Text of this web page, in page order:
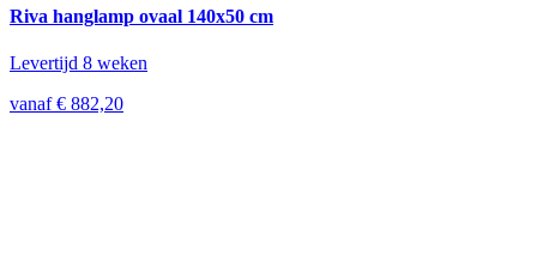
Riva hanglamp ovaal 140x50 cm
Levertijd 8 weken
vanaf € 882,20